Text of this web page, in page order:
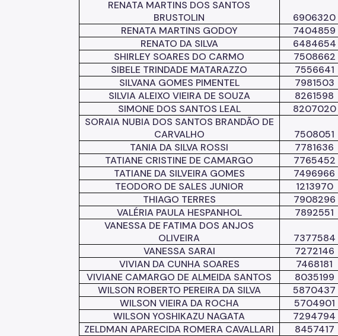
RENATA MARTINS DOS SANTOS
BRUSTOLIN
6906320
RENATA MARTINS GODOY
7404859
RENATO DA SILVA
6484654
SHIRLEY SOARES DO CARMO
7508662
SIBELE TRINDADE MATARAZZO
7556641
SILVANA GOMES PIMENTEL
7981503
SILVIA ALEIXO VIEIRA DE SOUZA
8261598
SIMONE DOS SANTOS LEAL
8207020
SORAIA NUBIA DOS SANTOS BRANDÃO DE
CARVALHO
7508051
TANIA DA SILVA ROSSI
7781636
TATIANE CRISTINE DE CAMARGO
7765452
TATIANE DA SILVEIRA GOMES
7496966
TEODORO DE SALES JUNIOR
1213970
THIAGO TERRES
7908296
VALÉRIA PAULA HESPANHOL
7892551
VANESSA DE FATIMA DOS ANJOS
OLIVEIRA
7377584
VANESSA SARAI
7272146
VIVIAN DA CUNHA SOARES
7468181
VIVIANE CAMARGO DE ALMEIDA SANTOS
8035199
WILSON ROBERTO PEREIRA DA SILVA
5870437
WILSON VIEIRA DA ROCHA
5704901
WILSON YOSHIKAZU NAGATA
7294794
ZELDMAN APARECIDA ROMERA CAVALLARI
8457417